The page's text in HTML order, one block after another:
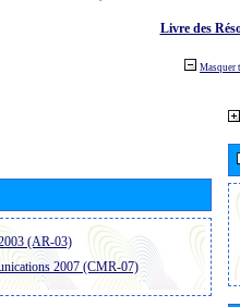
Livre des
Masquer
(AR-03)
2007 (CMR-07)